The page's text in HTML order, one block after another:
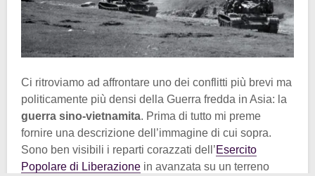
Ci ritroviamo ad affrontare uno dei conflitti più brevi ma
politicamente più densi della Guerra fredda in Asia: la
guerra sino-vietnamita. Prima di tutto mi preme
fornire una descrizione dell’immagine di cui sopra.
Sono ben visibili i reparti corazzati dell’Esercito
Popolare di Liberazione in avanzata su un terreno